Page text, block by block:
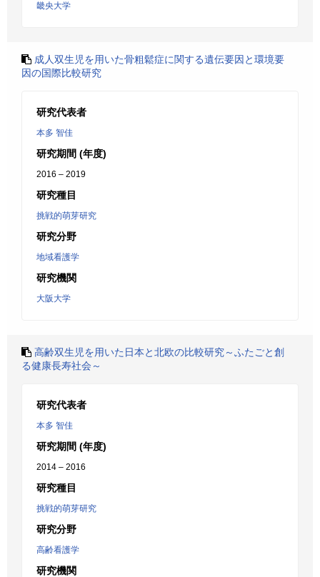
畿央大学
成人双生児を用いた骨粗鬆症に関する遺伝要因と環境要
因の国際比較研究
研究代表者
本多 智佳
研究期間 (年度)
2016 – 2019
研究種目
挑戦的萌芽研究
研究分野
地域看護学
研究機関
大阪大学
高齢双生児を用いた日本と北欧の比較研究～ふたごと創
る健康長寿社会～
研究代表者
本多 智佳
研究期間 (年度)
2014 – 2016
研究種目
挑戦的萌芽研究
研究分野
高齢看護学
研究機関